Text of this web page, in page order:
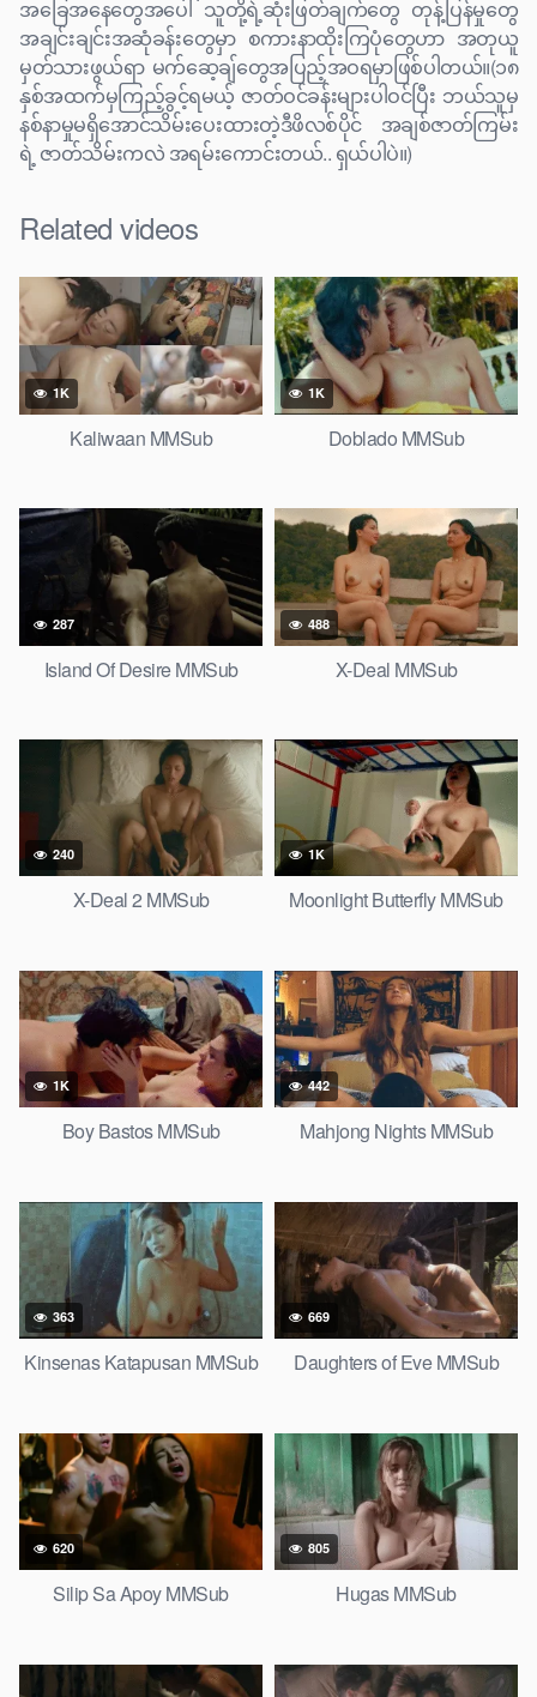
အခြေအနေတွေအပေါ် သူတို့ရဲ့ဆုံးဖြတ်ချက်တွေ တုန့်ပြန်မှုတွေ
အချင်းချင်းအဆုံခန်းတွေမှာ စကားနာထိုးကြပုံတွေဟာ အတုယူ
မှတ်သားဖွယ်ရာ မက်ဆေ့ချ်တွေအပြည့်အဝရမှာဖြစ်ပါတယ်။(၁၈
နှစ်အထက်မှကြည့်ခွင့်ရမယ့် ဇာတ်ဝင်ခန်းများပါဝင်ပြီး ဘယ်သူမှ
နစ်နာမှုမရှိအောင်သိမ်းပေးထားတဲ့ဒီဖိလစ်ပိုင် အချစ်ဇာတ်ကြမ်း
ရဲ့ ဇာတ်သိမ်းကလဲ အရမ်းကောင်းတယ်.. ရှယ်ပါပဲ။)
Related videos
1K
Kaliwaan MMSub
1K
Doblado MMSub
287
Island Of Desire MMSub
488
X-Deal MMSub
240
X-Deal 2 MMSub
1K
Moonlight Butterfly MMSub
1K
Boy Bastos MMSub
442
Mahjong Nights MMSub
363
Kinsenas Katapusan MMSub
669
Daughters of Eve MMSub
620
Silip Sa Apoy MMSub
805
Hugas MMSub